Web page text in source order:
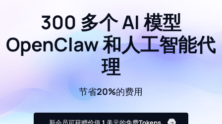
300 多个 AI 模型
OpenClaw 和人工智能代
理
节省20%的费用